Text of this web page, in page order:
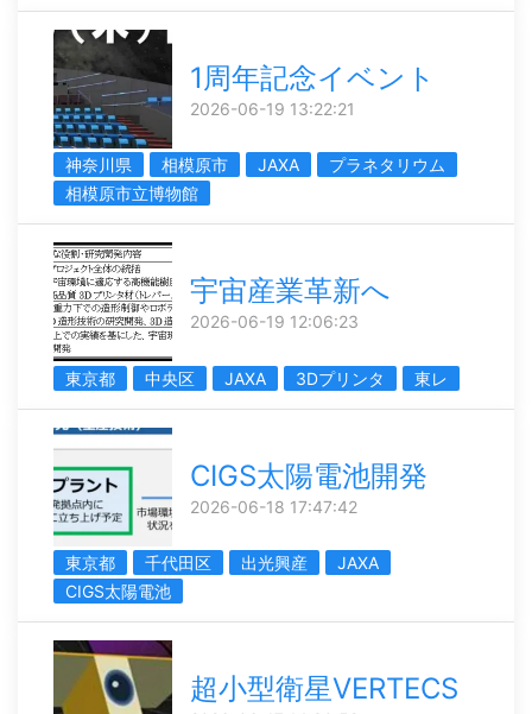
1周年記念イベント
2026-06-19 13:22:21
神奈川県 相模原市 JAXA
プラネタリウム
相模原市立博物館
宇宙産業革新へ
2026-06-19 12:06:23
東京都 中央区 JAXA 3Dプリンタ 東レ
CIGS太陽電池開発
2026-06-18 17:47:42
東京都 千代田区 出光興産
JAXA
CIGS太陽電池
超小型衛星VERTECS